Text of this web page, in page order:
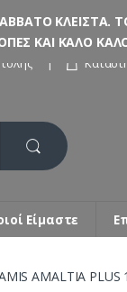
Είμαστε
AMALTIA
ΚΛΕΙΣΤΑ.
ΚΑΙ ΚΑΛΟ